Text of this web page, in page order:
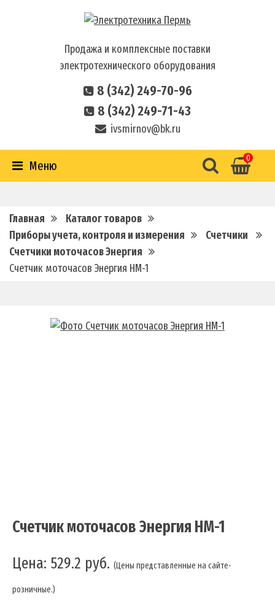
Продажа и комплексные поставки
электротехнического оборудования
8 (342) 249-70-96
8 (342) 249-71-43
ivsmirnov@bk.ru
Меню
0
Главная
Каталог товаров
Приборы учета, контроля и измерения
Счетчики
Счетчики моточасов Энергия
Счетчик моточасов Энергия HM-1
Счетчик моточасов Энергия HM-1
Цена: 529.2 руб. (Цены представленные на сайте-
розничные.)